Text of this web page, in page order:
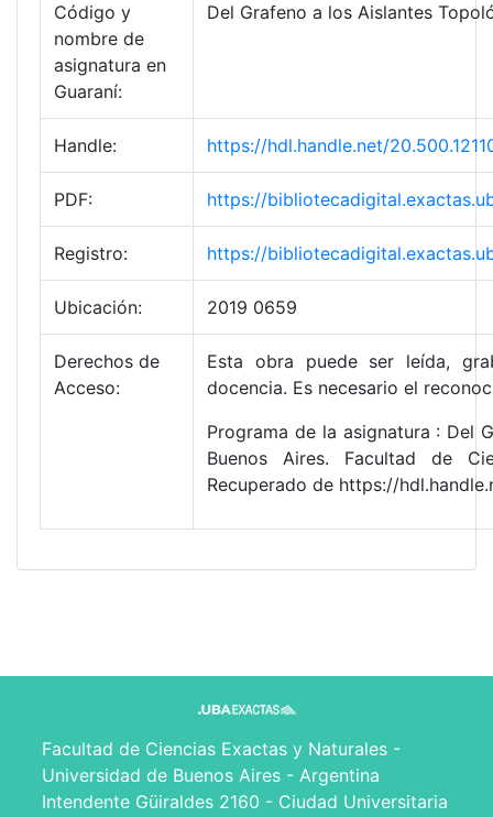
Código y
nombre de
asignatura en
Guaraní:
Del Grafeno a los Aislantes
Handle: https://hdl.handle.net/
PDF: https://
Registro: https://
Ubicación: 2019 0659
Derechos de
Acceso:
Esta obra puede ser leída,
docencia. Es necesario el
Programa de la asignatura : Del
Buenos Aires. Facultad de
Recuperado de https://
Facultad de Ciencias Exactas y Naturales -
Universidad de Buenos Aires - Argentina
Intendente Güiraldes 2160 - Ciudad Universitaria